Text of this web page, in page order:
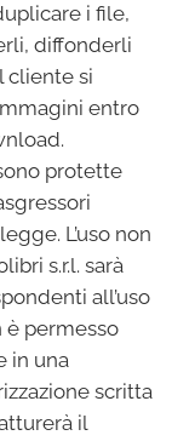
i file,
diffonderli
cliente si
entro
protette
L’uso non
s.r.l. sarà
all’uso
è permesso
in una
scritta
il